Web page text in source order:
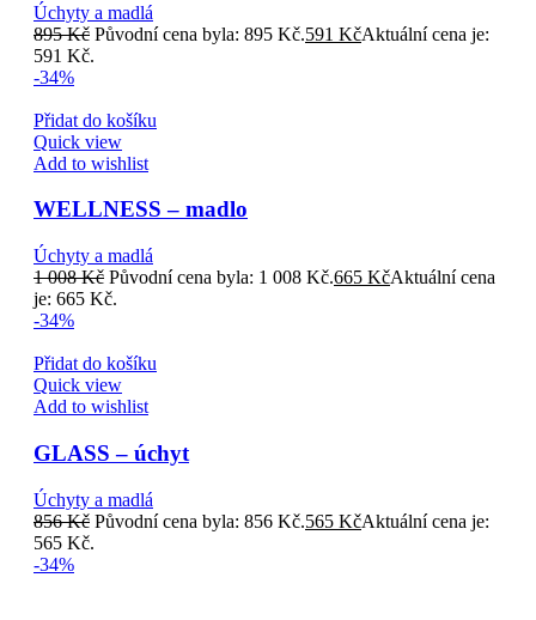
Úchyty a madlá
895Kč Původní cena byla: 895 Kč.591 KčAktuální cena je:
591 Kč.
-34%
Přidat do košíku
Quick view
Add to wishlist
WELLNESS – madlo
Úchyty a madlá
1 008Kč Původní cena byla: 1 008 Kč.665 KčAktuální cena
je: 665 Kč.
-34%
Přidat do košíku
Quick view
Add to wishlist
GLASS – úchyt
Úchyty a madlá
856Kč Původní cena byla: 856 Kč.565 KčAktuální cena je:
565 Kč.
-34%